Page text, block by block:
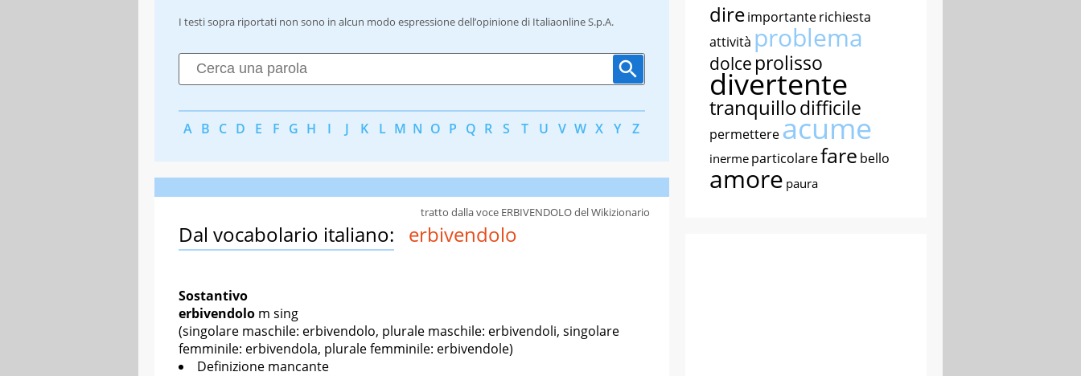
I testi sopra riportati non sono in alcun modo espressione dell’opinione di Italiaonline S.p.A.
A B C D E F G H I J K L M N O P Q R S T U V W X Y Z
Dal vocabolario italiano: erbivendolo
Sostantivo
erbivendolo m sing
(singolare maschile: erbivendolo, plurale maschile: erbivendoli, singolare
femminile: erbivendola, plurale femminile: erbivendole)
Definizione mancante
tratto dalla voce ERBIVENDOLO del Wikizionario
direimportanterichiesta
attività problema
dolce prolisso
divertente
tranquillodifficile
permettereacume
inerme particolarefare bello
amore paura